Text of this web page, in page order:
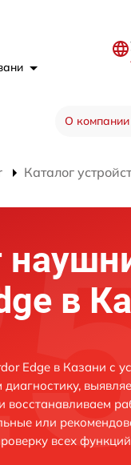
О компании
Каталог
в
Edge в Казани с
восстанавливаем
или
всех